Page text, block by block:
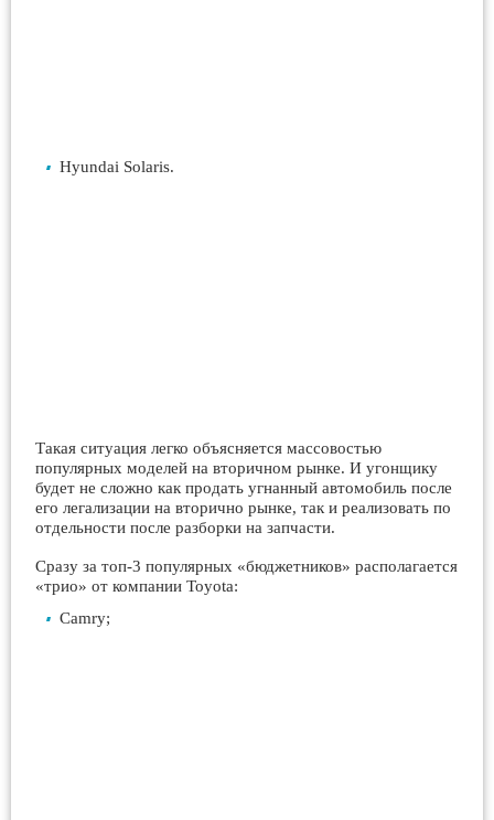
Hyundai Solaris.
Такая ситуация легко объясняется массовостью
популярных моделей на вторичном рынке. И угонщику
будет не сложно как продать угнанный автомобиль после
его легализации на вторично рынке, так и реализовать по
отдельности после разборки на запчасти.
Сразу за топ-3 популярных «бюджетников» располагается
«трио» от компании Toyota:
Camry;